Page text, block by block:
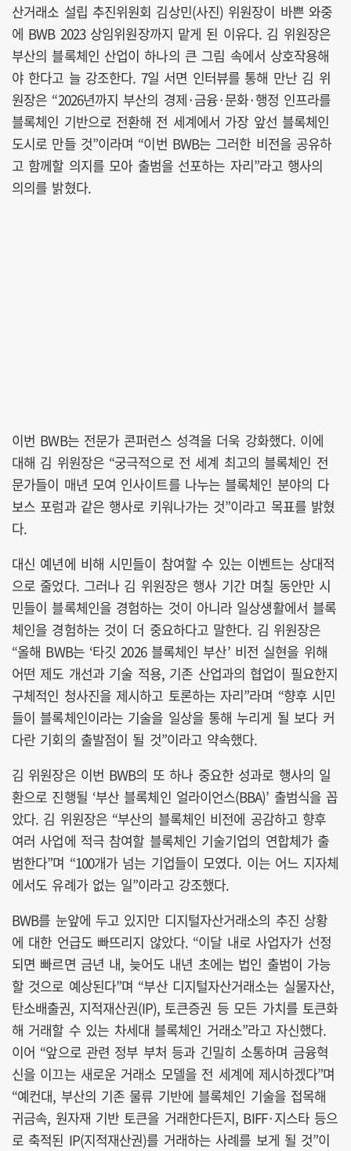
산거래소 설립 추진위원회 김상민(사진) 위원장이 바쁜 와중
에 BWB 2023 상임위원장까지 맡게 된 이유다. 김 위원장은
부산의 블록체인 산업이 하나의 큰 그림 속에서 상호작용해
야 한다고 늘 강조한다. 7일 서면 인터뷰를 통해 만난 김 위
원장은 “2026년까지 부산의 경제·금융·문화·행정 인프라를
블록체인 기반으로 전환해 전 세계에서 가장 앞선 블록체인
도시로 만들 것”이라며 “이번 BWB는 그러한 비전을 공유하
고 함께할 의지를 모아 출범을 선포하는 자리”라고 행사의
의의를 밝혔다.
이번 BWB는 전문가 콘퍼런스 성격을 더욱 강화했다. 이에
대해 김 위원장은 “궁극적으로 전 세계 최고의 블록체인 전
문가들이 매년 모여 인사이트를 나누는 블록체인 분야의 다
보스 포럼과 같은 행사로 키워나가는 것”이라고 목표를 밝혔
다.
대신 예년에 비해 시민들이 참여할 수 있는 이벤트는 상대적
으로 줄었다. 그러나 김 위원장은 행사 기간 며칠 동안만 시
민들이 블록체인을 경험하는 것이 아니라 일상생활에서 블록
체인을 경험하는 것이 더 중요하다고 말한다. 김 위원장은
“올해 BWB는 ‘타깃 2026 블록체인 부산’ 비전 실현을 위해
어떤 제도 개선과 기술 적용, 기존 산업과의 협업이 필요한지
구체적인 청사진을 제시하고 토론하는 자리”라며 “향후 시민
들이 블록체인이라는 기술을 일상을 통해 누리게 될 보다 커
다란 기회의 출발점이 될 것”이라고 약속했다.
김 위원장은 이번 BWB의 또 하나 중요한 성과로 행사의 일
환으로 진행될 ‘부산 블록체인 얼라이언스(BBA)’ 출범식을 꼽
았다. 김 위원장은 “부산의 블록체인 비전에 공감하고 향후
여러 사업에 적극 참여할 블록체인 기술기업의 연합체가 출
범한다”며 “100개가 넘는 기업들이 모였다. 이는 어느 지자체
에서도 유례가 없는 일”이라고 강조했다.
BWB를 눈앞에 두고 있지만 디지털자산거래소의 추진 상황
에 대한 언급도 빠뜨리지 않았다. “이달 내로 사업자가 선정
되면 빠르면 금년 내, 늦어도 내년 초에는 법인 출범이 가능
할 것으로 예상된다”며 “부산 디지털자산거래소는 실물자산,
탄소배출권, 지적재산권(IP), 토큰증권 등 모든 가치를 토큰화
해 거래할 수 있는 차세대 블록체인 거래소”라고 자신했다.
이어 “앞으로 관련 정부 부처 등과 긴밀히 소통하며 금융혁
신을 이끄는 새로운 거래소 모델을 전 세계에 제시하겠다”며
“예컨대, 부산의 기존 물류 기반에 블록체인 기술을 접목해
귀금속, 원자재 기반 토큰을 거래한다든지, BIFF·지스타 등으
로 축적된 IP(지적재산권)를 거래하는 사례를 보게 될 것”이